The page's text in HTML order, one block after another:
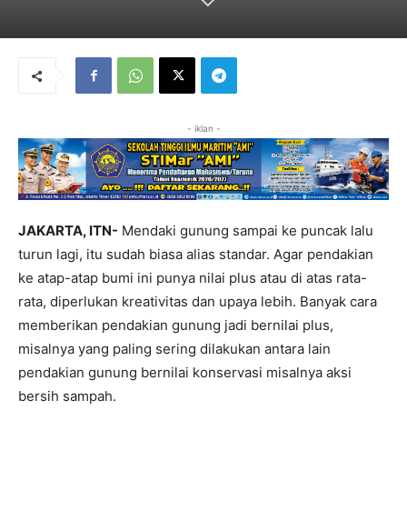
- iklan -
JAKARTA, ITN- Mendaki gunung sampai ke puncak lalu
turun lagi, itu sudah biasa alias standar. Agar pendakian
ke atap-atap bumi ini punya nilai plus atau di atas rata-
rata, diperlukan kreativitas dan upaya lebih. Banyak cara
memberikan pendakian gunung jadi bernilai plus,
misalnya yang paling sering dilakukan antara lain
pendakian gunung bernilai konservasi misalnya aksi
bersih sampah.